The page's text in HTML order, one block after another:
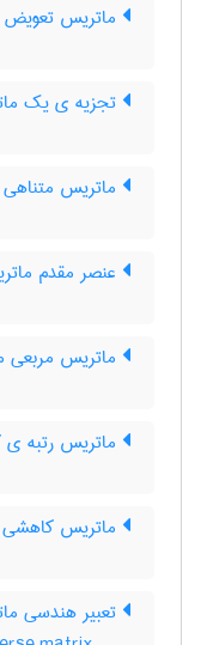
ماتریس تعویض
تجزیه ی یک
ماتریس متناهی
عنصر مقدم
ماتریس مربعی
ماتریس رتبه ی
ماتریس
تعبیر هندسی